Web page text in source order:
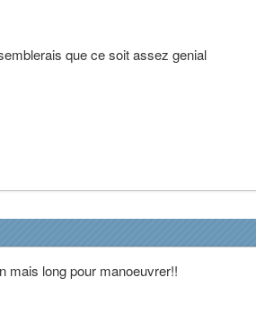
que ce soit assez genial
mais long pour manoeuvrer!!